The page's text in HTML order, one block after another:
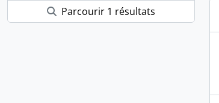
Parcourir 1 résultats